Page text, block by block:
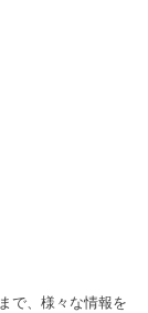
で、様々な情報を